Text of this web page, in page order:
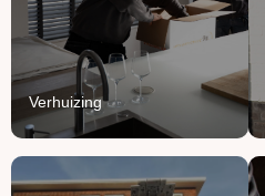
Verhuizing
het van A tot Z.
Lees Meer